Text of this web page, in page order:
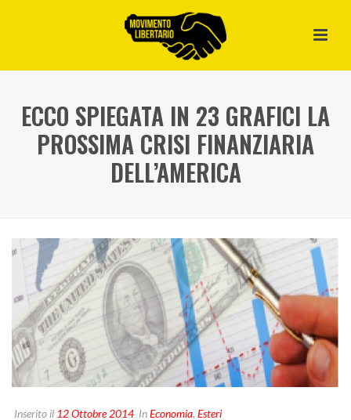
ECCO SPIEGATA IN 23 GRAFICI LA
PROSSIMA CRISI FINANZIARIA
DELL’AMERICA
Inserito il 12 Ottobre 2014 InEconomia, Esteri